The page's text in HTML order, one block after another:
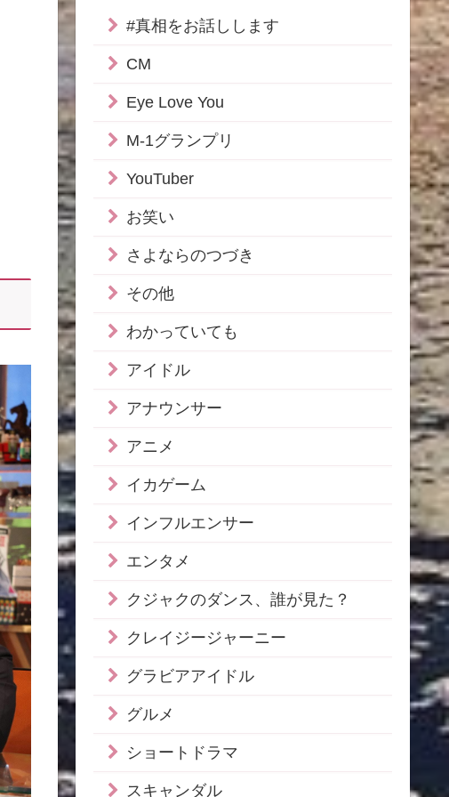
#真相をお話しします
CM
Eye Love You
M-1グランプリ
YouTuber
お笑い
さよならのつづき
その他
わかっていても
アイドル
アナウンサー
アニメ
イカゲーム
インフルエンサー
エンタメ
クジャクのダンス、誰が見た？
クレイジージャーニー
グラビアアイドル
グルメ
ショートドラマ
スキャンダル